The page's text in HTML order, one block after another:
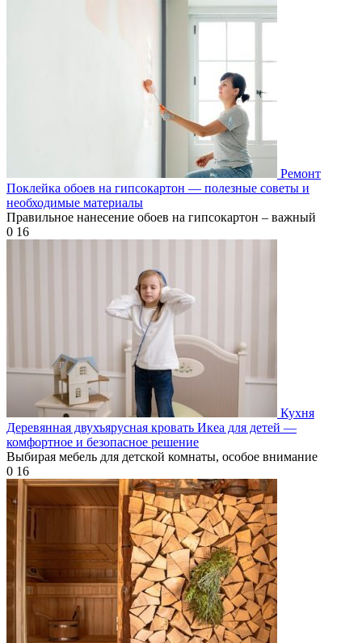
Ремонт
Поклейка обоев на гипсокартон — полезные советы и
необходимые материалы
Правильное нанесение обоев на гипсокартон – важный
0 16
Кухня
Деревянная двухъярусная кровать Икеа для детей —
комфортное и безопасное решение
Выбирая мебель для детской комнаты, особое внимание
0 16